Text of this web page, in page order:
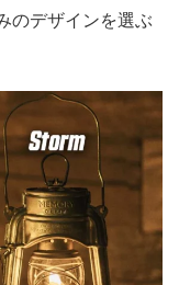
のデザインを選ぶ